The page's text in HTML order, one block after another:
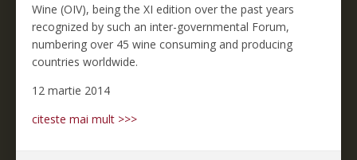
Wine (OIV), being the XI edition over the past years
recognized by such an inter-governmental Forum,
numbering over 45 wine consuming and producing
countries worldwide.
12 martie 2014
citeste mai mult >>>